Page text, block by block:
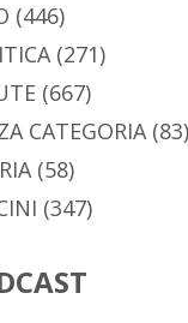
(446)
(271)
(667)
CATEGORIA(83)
(58)
(347)